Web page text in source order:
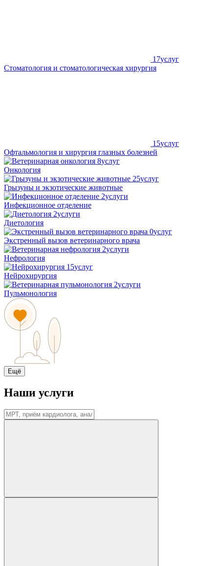
17услуг
Стоматология и стоматологическая хирургия
15услуг
Офтальмология и хирургия глазных болезней
8услуг
Онкология
25услуг
Грызуны и экзотические животные
2услуги
Инфекционное отделение
2услуги
Диетология
0услуг
Экстренный вызов ветеринарного врача
2услуги
Нефрология
15услуг
Нейрохирургия
2услуги
Пульмонология
Ещё
Наши услуги